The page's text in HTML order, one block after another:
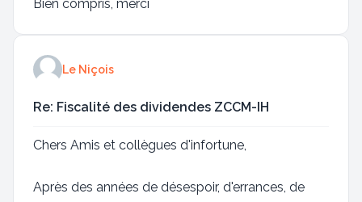
Bien compris, merci
Le Niçois
Re: Fiscalité des dividendes ZCCM-IH
Chers Amis et collègues d'infortune,
Après des années de désespoir, d'errances, de